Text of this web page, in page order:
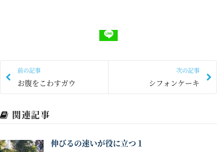
前の記事
お腹をこわすガウ
次の記事
シフォンケーキ
関連記事
伸びるの速いが役に立つ１